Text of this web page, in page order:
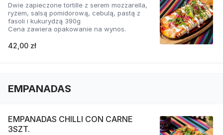
Dwie zapieczone tortille z serem mozzarella,
ryżem, salsą pomidorową, cebulą, pastą z
fasoli i kukurydzą 390g
Cena zawiera opakowanie na wynos.
42,00 zł
EMPANADAS
EMPANADAS CHILLI CON CARNE
3SZT.